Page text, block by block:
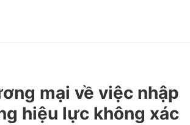
mại về việc nhập
hiệu lực không xác